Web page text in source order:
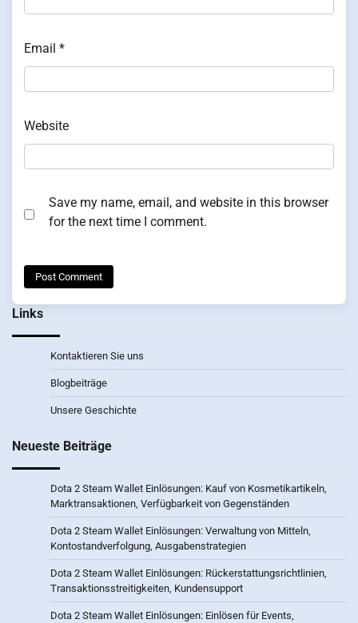
Email *
Website
Save my name, email, and website in this browser
for the next time I comment.
Links
Kontaktieren Sie uns
Blogbeiträge
Unsere Geschichte
Neueste Beiträge
Dota 2 Steam Wallet Einlösungen: Kauf von Kosmetikartikeln,
Marktransaktionen, Verfügbarkeit von Gegenständen
Dota 2 Steam Wallet Einlösungen: Verwaltung von Mitteln,
Kontostandverfolgung, Ausgabenstrategien
Dota 2 Steam Wallet Einlösungen: Rückerstattungsrichtlinien,
Transaktionsstreitigkeiten, Kundensupport
Dota 2 Steam Wallet Einlösungen: Einlösen für Events,